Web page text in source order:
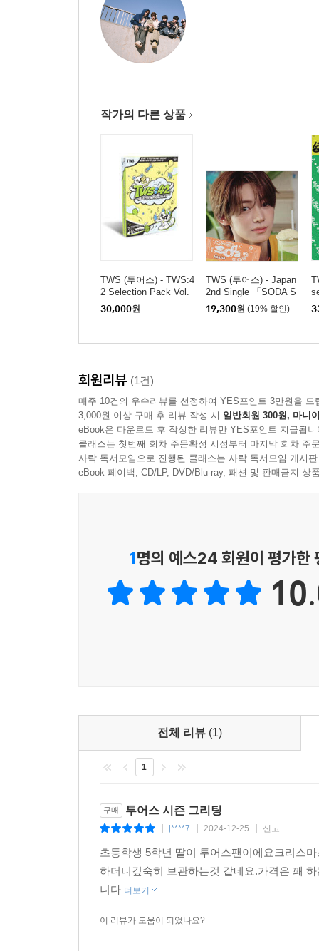
작가의 다른 상품
TWS (투어스) - TWS:4
2 Selection Pack Vol.
2
30,000원
TWS (투어스) - Japan
2nd Single 「SODA S
ODA」 Solo Jacket H
ANJIN
19,300원 (19% 할인)
회원리뷰 (1건)
매주 10건의 우수리뷰를 선정하여 YES포인트 3만원을 드
3,000원 이상 구매 후 리뷰 작성 시 일반회원 300원, 마니
eBook은 다운로드 후 작성한 리뷰만 YES포인트 지급됩니
클래스는 첫번째 회차 주문확정 시점부터 마지막 회차 주
사락 독서모임으로 진행된 클래스는 사락 독서모임 게시
eBook 페이백, CD/LP, DVD/Blu-ray, 패션 및 판매금지 상
1명의 예스24 회원이 평가한
전체 리뷰 (1)
1
구매 투어스 시즌 그리팅
j****7 2024-12-25 신고
초등학생 5학년 딸이 투어스팬이에요크리스
하더니깊숙히 보관하는것 같네요.가격은 꽤
니다 더보기
이 리뷰가 도움이 되었나요?